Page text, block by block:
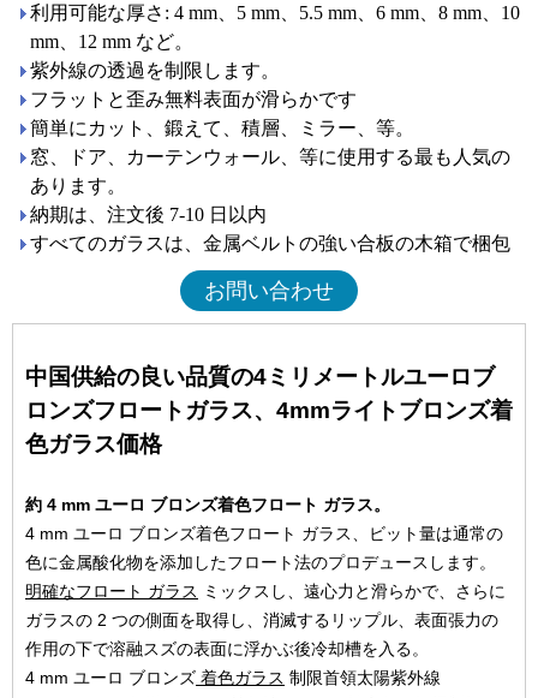
利用可能な厚さ: 4 mm、5 mm、5.5 mm、6 mm、8 mm、10
mm、12 mm など。
紫外線の透過を制限します。
フラットと歪み無料表面が滑らかです
簡単にカット、鍛えて、積層、ミラー、等。
窓、ドア、カーテンウォール、等に使用する最も人気の
あります。
納期は、注文後 7-10 日以内
すべてのガラスは、金属ベルトの強い合板の木箱で梱包
お問い合わせ
中国供給の良い品質の4ミリメートルユーロブ
ロンズフロートガラス、4mmライトブロンズ着
色ガラス価格
約 4 mm ユーロ ブロンズ着色フロート ガラス。
4 mm ユーロ ブロンズ着色フロート ガラス、ビット量は通常の
色に金属酸化物を添加したフロート法のプロデュースします。
明確なフロート ガラス ミックスし、遠心力と滑らかで、さらに
ガラスの 2 つの側面を取得し、消滅するリップル、表面張力の
作用の下で溶融スズの表面に浮かぶ後冷却槽を入る。
4 mm ユーロ ブロンズ 着色ガラス 制限首領太陽紫外線